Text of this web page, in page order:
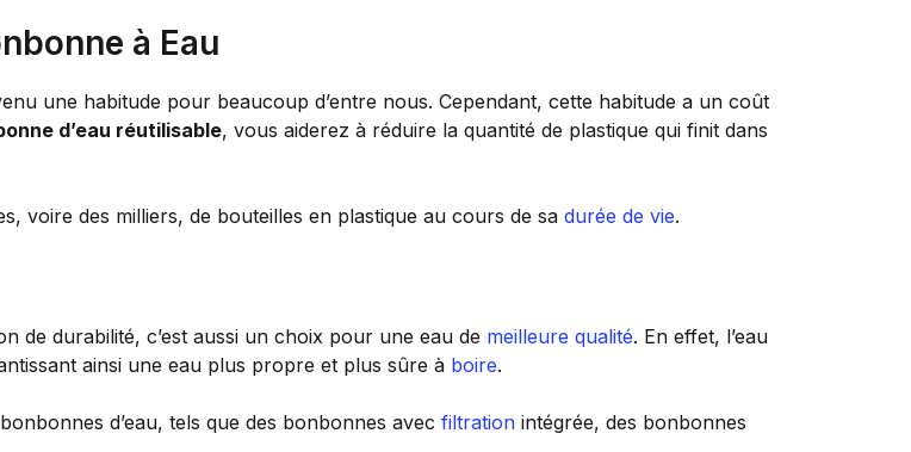
à Eau
une habitude pour beaucoup d’entre nous. Cependant, cette habitude a un coût
d’eau réutilisable, vous aiderez à réduire la quantité de plastique qui finit dans
voire des milliers, de bouteilles en plastique au cours de sa durée de vie.
de durabilité, c’est aussi un choix pour une eau de meilleure qualité. En effet, l’eau
ainsi une eau plus propre et plus sûre à boire.
d’eau, tels que des bonbonnes avec filtration intégrée, des bonbonnes